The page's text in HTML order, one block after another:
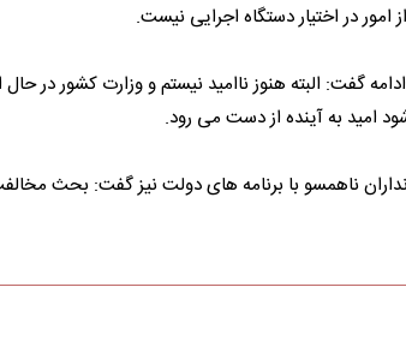
امور در اختیار دستگاه اجرایی نیست.
گفت: البته هنوز ناامید نیستم و وزارت کشور در
امید به آینده از دست می رود.
ناهمسو با برنامه های دولت نیز گفت: بحث